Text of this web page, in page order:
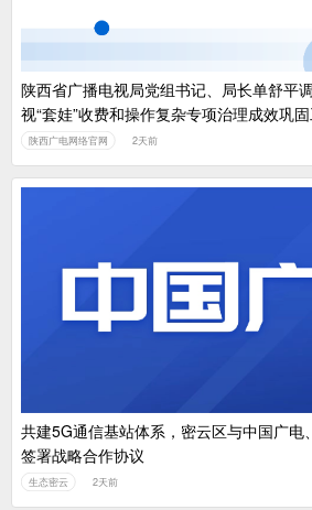
陕西省广播电视局党组书记、局长单舒平
视“套娃”收费和操作复杂专项治理成效巩
陕西广电网络官网 2天前
共建5G通信基站体系，密云区与中国广电
签署战略合作协议
生态密云 2天前